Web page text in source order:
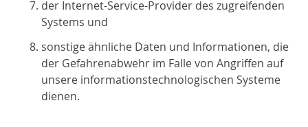
der Internet-Service-Provider des zugreifenden
Systems und
sonstige ähnliche Daten und Informationen, die
der Gefahrenabwehr im Falle von Angriffen auf
unsere informationstechnologischen Systeme
dienen.